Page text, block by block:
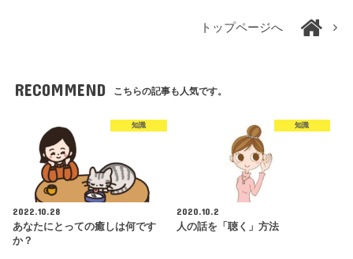
トップページへ
RECOMMEND こちらの記事も人気です。
知識
2022.10.28
あなたにとっての癒しは何です
か？
知識
2020.10.2
人の話を「聴く」方法